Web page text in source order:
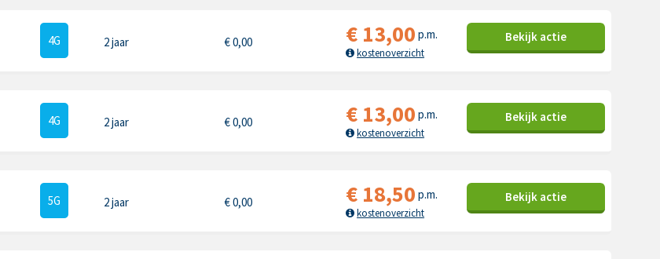
4G 2 jaar €0,00 € 13,00 p.m.
kostenoverzicht
Bekijk actie
4G 2 jaar €0,00 € 13,00 p.m.
kostenoverzicht
Bekijk actie
5G 2 jaar €0,00 € 18,50 p.m.
kostenoverzicht
Bekijk actie